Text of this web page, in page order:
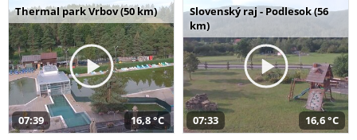
Thermal park Vrbov (50 km)
07:39 16,8 °C
Slovenský raj - Podlesok (56
km)
07:33 16,6 °C